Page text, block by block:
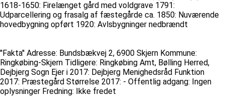
1618-1650: Firelænget gård med voldgrave 1791:
Udparcellering og frasalg af fæstegårde ca. 1850: Nuværende
hovedbygning opført 1920: Avlsbygninger nedbrændt
''Fakta'' Adresse: Bundsbækvej 2, 6900 Skjern Kommune:
Ringkøbing-Skjern Tidligere: Ringkøbing Amt, Bølling Herred,
Dejbjerg Sogn Ejer i 2017: Dejbjerg Menighedsråd Funktion
2017: Præstegård Størrelse 2017: - Offentlig adgang: Ingen
oplysninger Fredning: Ikke fredet